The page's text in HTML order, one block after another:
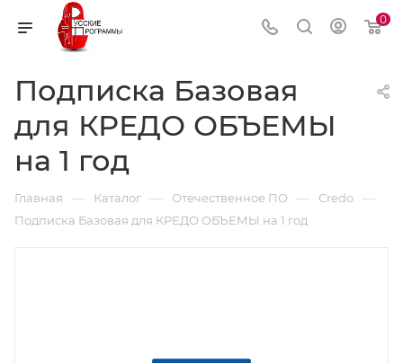
0
Подписка Базовая
для КРЕДО ОБЪЕМЫ
на 1 год
Главная — Каталог — Отечественное ПО — Credo —
Подписка Базовая для КРЕДО ОБЪЕМЫ на 1 год